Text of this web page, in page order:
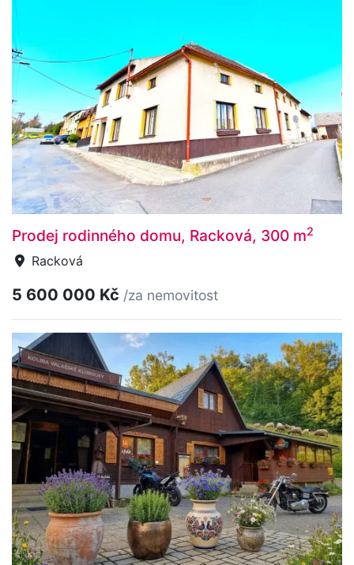
Prodej rodinného domu, Racková, 300 m2
Racková
5 600 000 Kč /za nemovitost